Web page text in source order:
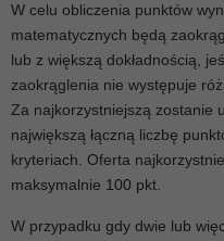
W celu obliczenia punktów
matematycznych będą
lub z większą dokładnością,
zaokrąglenia nie występuje
Za najkorzystniejszą zostanie
największą łączną liczbę
kryteriach. Oferta
maksymalnie 100 pkt.
W przypadku gdy dwie lub